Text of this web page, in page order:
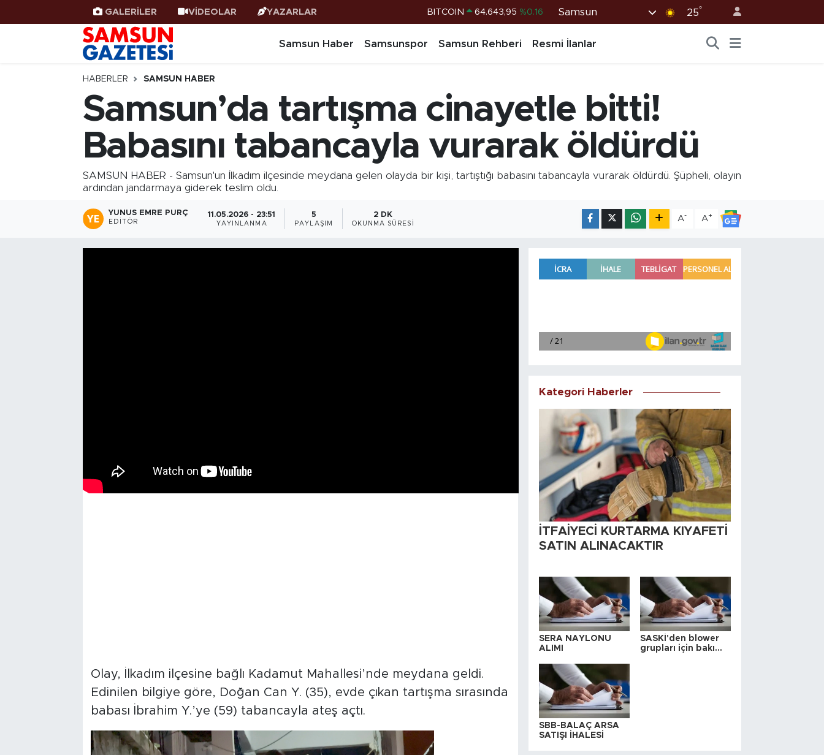
GALERİLER VİDEOLAR YAZARLAR DOLAR 47,6006 %0.06
BİST100 13.799 %70
BITCOIN 64.643,95 %0.16
Samsun 25°
Samsun Haber Samsunspor Samsun Rehberi Resmi İlanlar
HABERLER SAMSUN HABER
Samsun’da tartışma cinayetle bitti!
Babasını tabancayla vurarak öldürdü
SAMSUN HABER - Samsun'un İlkadım ilçesinde meydana gelen olayda bir kişi, tartıştığı babasını tabancayla vurarak öldürdü. Şüpheli, olayın
ardından jandarmaya giderek teslim oldu.
YUNUS EMRE PURÇ
EDITÖR
11.05.2026 - 23:51
YAYINLANMA
5
PAYLAŞIM
2 DK
OKUNMA SÜRESI
A- A+
Olay, İlkadım ilçesine bağlı Kadamut Mahallesi’nde meydana geldi.
Edinilen bilgiye göre, Doğan Can Y. (35), evde çıkan tartışma sırasında
babası İbrahim Y.’ye (59) tabancayla ateş açtı.
Kategori Haberler
İTFAİYECİ KURTARMA KIYAFETİ
SATIN ALINACAKTIR
SERA NAYLONU
ALIMI
SASKİ'den blower
grupları için bakım
SBB-BALAÇ ARSA
SATIŞI İHALESİ
Samsun Haber
Samsunspor
Samsun Rehberi
Resmi İlanlar
Samsun Nöbetçi Eczaneler
Samsun Hava Durumu
SAMSUN Namaz Vakitleri
Samsun Trafik Yoğunluk Haritası
Süper Lig Puan Durumu ve Fikstür